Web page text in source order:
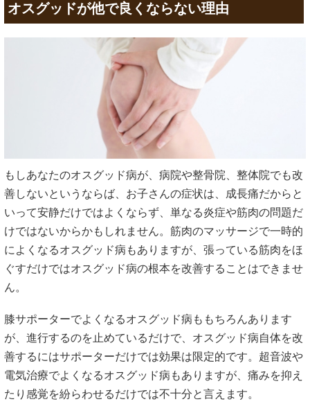
オスグッドが他で良くならない理由
もしあなたのオスグッド病が、病院や整骨院、整体院でも改
善しないというならば、お子さんの症状は、成長痛だからと
いって安静だけではよくならず、単なる炎症や筋肉の問題だ
けではないからかもしれません。筋肉のマッサージで一時的
によくなるオスグッド病もありますが、張っている筋肉をほ
ぐすだけではオスグッド病の根本を改善することはできませ
ん。
膝サポーターでよくなるオスグッド病ももちろんあります
が、進行するのを止めているだけで、オスグッド病自体を改
善するにはサポーターだけでは効果は限定的です。超音波や
電気治療でよくなるオスグッド病もありますが、痛みを抑え
たり感覚を紛らわせるだけでは不十分と言えます。